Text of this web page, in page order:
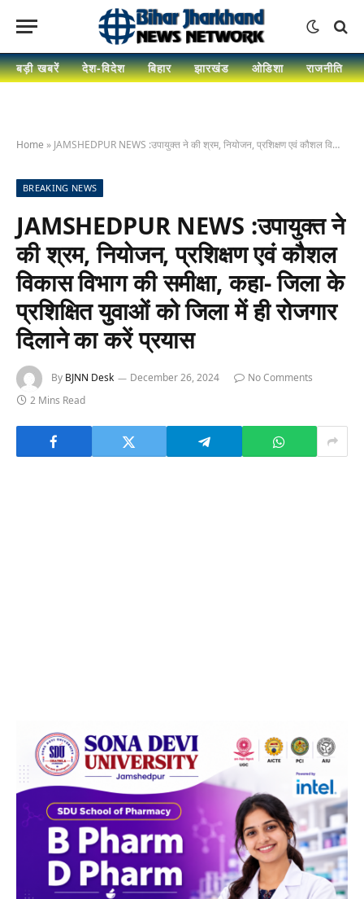
बड़ी खबरें देश-विदेश बिहार झारखंड ओडिशा राजनीति
Home » JAMSHEDPUR NEWS :उपायुक्त ने की श्रम, नियोजन, प्रशिक्षण एवं कौशल विकास विभाग की समीक्षा, कहा- जिला के प्रशिक्षित युवाओं को जिला में ही रोजगार दिलाने का करें प्रयास
BREAKING NEWS
JAMSHEDPUR NEWS :उपायुक्त ने
की श्रम, नियोजन, प्रशिक्षण एवं कौशल
विकास विभाग की समीक्षा, कहा- जिला के
प्रशिक्षित युवाओं को जिला में ही रोजगार
दिलाने का करें प्रयास
By BJNN Desk December 26, 2024
No Comments
2 Mins Read